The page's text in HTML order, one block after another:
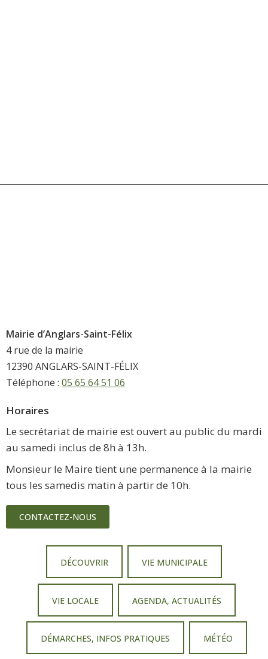
Mairie d’Anglars-Saint-Félix
4 rue de la mairie
12390 ANGLARS-SAINT-FÉLIX
Téléphone : 05 65 64 51 06
Horaires
Le secrétariat de mairie est ouvert au public du mardi
au samedi inclus de 8h à 13h.
Monsieur le Maire tient une permanence à la mairie
tous les samedis matin à partir de 10h.
CONTACTEZ-NOUS
DÉCOUVRIR VIE MUNICIPALE
VIE LOCALE AGENDA, ACTUALITÉS
DÉMARCHES, INFOS PRATIQUES MÉTÉO